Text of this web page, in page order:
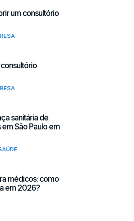
um consultório
sanitária de
São Paulo em
médicos: como
em 2026?